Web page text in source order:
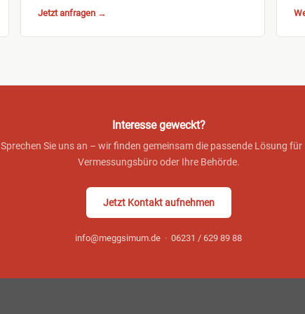
Jetzt anfragen →
Interesse geweckt?
Sprechen Sie uns an – wir finden gemeinsam die passende Lösung für
Vermessungsbüro oder Ihre Behörde.
Jetzt Kontakt aufnehmen
info@meggsimum.de · 06231 / 629 89 88